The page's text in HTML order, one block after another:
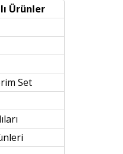
Ürünler
Set